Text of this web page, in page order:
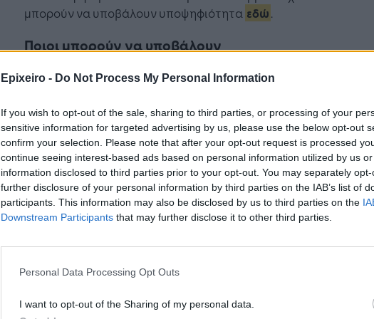
Epixeiro - Do Not Process My Personal Information
If you wish to opt-out of the sale, sharing to third parties, or processing of your
sensitive information for targeted advertising by us, please use the below opt-out
confirm your selection. Please note that after your opt-out request is processed
continue seeing interest-based ads based on personal information utilized by us
information disclosed to third parties prior to your opt-out. You may separately
further disclosure of your personal information by third parties on the IAB’s list of
participants. This information may also be disclosed by us to third parties on the
Downstream Participants that may further disclose it to other third parties.
Personal Data Processing Opt Outs
I want to opt-out of the Sharing of my personal data.
μπορούν να υποβάλουν υποψηφιότητα εδώ.
Ποιοι μπορούν να υποβάλουν
προϋποθέσεις:
έχουν την έδρα τους σε μία από τις χώρες
του Ευρωπαϊκού Οικονομικού Χώρου(δηλ.
τα κράτη μέλη της ΕΕ συν την Ισλανδία, το
Λιχτενστάιν και τη Νορβηγία)·
έχουν αναπτύξει ένα προϊόν ή έχουν
αναλάβει μια πρωτοβουλία που έχει στόχο
στη νομοθεσία και τα πρότυπα της ΕΕ —
ευαισθητοποίησης εστιασμένες στους